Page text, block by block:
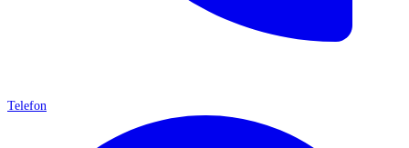
Telefon